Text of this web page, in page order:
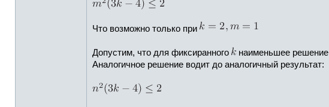
Что возможно только при
Допустим, что для фиксиранного
наименьшее решение
Аналогичное решение водит до аналогичный результат: